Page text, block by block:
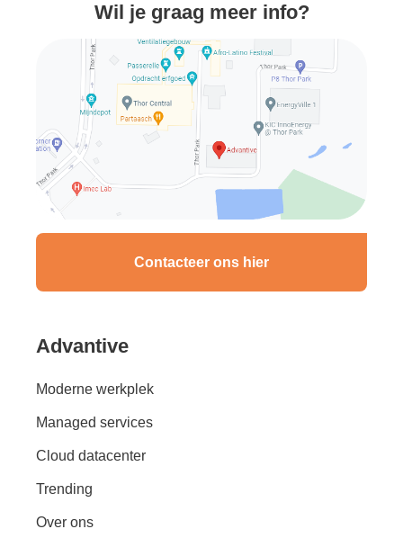
Wil je graag meer info?
Contacteer ons hier
Advantive
Moderne werkplek
Managed services
Cloud datacenter
Trending
Over ons